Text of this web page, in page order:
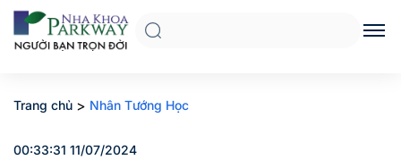
Trang chủ > Nhân Tướng Học
00:33:31 11/07/2024